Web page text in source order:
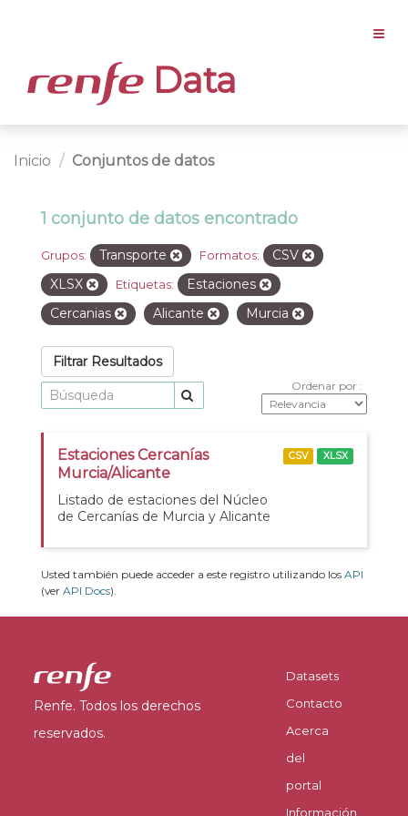
Data
Inicio Conjuntos de datos
1 conjunto de datos encontrado
Grupos: Transporte Formatos:
CSV
XLSX
Etiquetas:
Estaciones
Cercanias
Alicante Murcia
Filtrar Resultados
Ordenar por
Estaciones Cercanías
Murcia/Alicante
Listado de estaciones del Núcleo
de Cercanías de Murcia y Alicante
CSV XLSX
Usted también puede acceder a este registro utilizando los API
(ver API Docs).
Renfe. Todos los derechos
reservados.
Datasets
Contacto
Acerca
del
portal
Información